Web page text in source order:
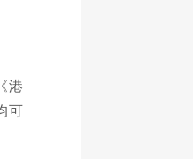
港
可